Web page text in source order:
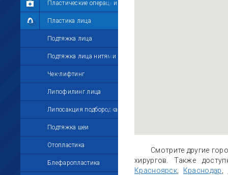
Пластические операции
Пластика лица
Подтяжка лица
Подтяжка лица нитями
Чек-лифтинг
Липофилинг лица
Липосакция подбородка
Подтяжка шеи
Отопластика
Блефаропластика
Смотрите другие
хирургов. Также
Красноярск
Краснодар